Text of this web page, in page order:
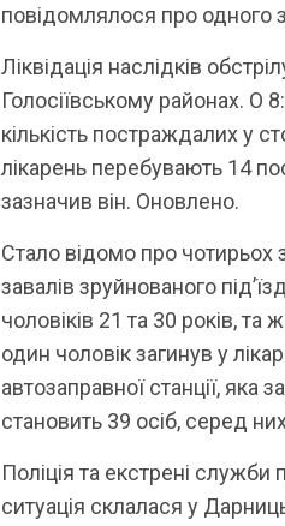
повідомлялося про одного
Ліквідація наслідків
Голосіївському районах. О
кількість постраждалих у
лікарень перебувають 14
зазначив він. Оновлено.
Стало відомо про чотирьох
завалів зруйнованого
чоловіків 21 та 30 років,
один чоловік загинув у
автозаправної станції, яка
становить 39 осіб, серед
Поліція та екстрені
ситуація склалася у